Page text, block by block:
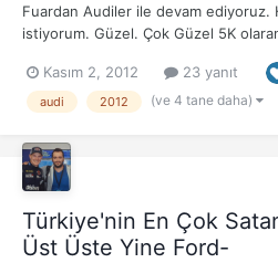
Fuardan Audiler ile devam ediyoruz.
istiyorum. Güzel. Çok Güzel 5K
tsi 1.4 tsi 125 1.6 tdi ile satışta araç.
dökecek araç bence yok. (...
Kasım 2, 2012 23 yanıt
audi 2012 (ve 4 tane daha)
Türkiye'nin En Çok
Üst Üste Yine Ford-